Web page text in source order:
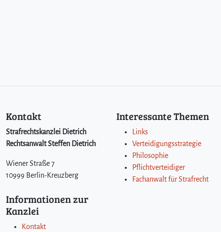
Kontakt
Strafrechtskanzlei Dietrich
Rechtsanwalt Steffen Dietrich
Wiener Straße 7
10999 Berlin-Kreuzberg
Interessante Themen
Links
Verteidigungsstrategie
Philosophie
Pflichtverteidiger
Fachanwalt für Strafrecht
Informationen zur
Kanzlei
Kontakt